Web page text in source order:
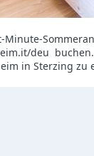
Minute-
deu
in Sterzing zu